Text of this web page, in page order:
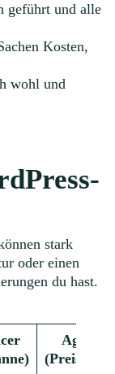
geführt und alle
Kosten,
wohl und
stark
oder einen
du hast.
Agentur